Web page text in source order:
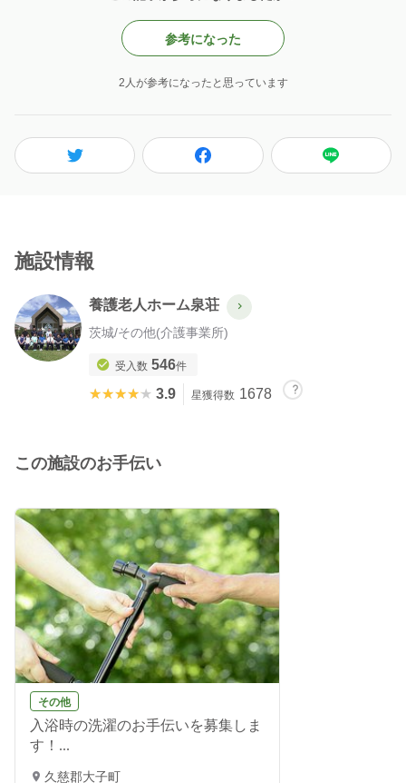
参考になった
2人が参考になったと思っています
施設情報
養護老人ホーム泉荘
茨城/その他(介護事業所)
受入数 546件
★★★★★
★★★★★ 3.9 星獲得数 1678
この施設のお手伝い
その他
入浴時の洗濯のお手伝いを募集しま
す！...
久慈郡大子町